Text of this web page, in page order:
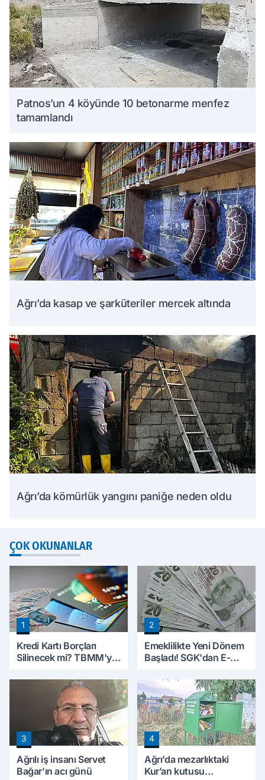
Patnos’un 4 köyünde 10 betonarme menfez
tamamlandı
Ağrı’da kasap ve şarküteriler mercek altında
Ağrı’da kömürlük yangını paniğe neden oldu
ÇOK OKUNANLAR
1
Kredi Kartı Borçları
Silinecek mi? TBMM'ye
Ayrıntıları Belli Oldu
2
Emeklilikte Yeni Dönem
Başladı! SGK'dan E-
3
Ağrılı iş insanı Servet
Bağar’ın acı günü
4
Ağrı’da mezarlıktaki
Kur’an kutusu